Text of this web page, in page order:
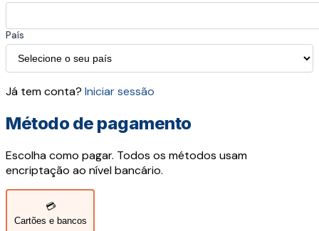
País
Já tem conta? Iniciar sessão
Método de pagamento
Escolha como pagar. Todos os métodos usam
encriptação ao nível bancário.
💳
Cartões e bancos